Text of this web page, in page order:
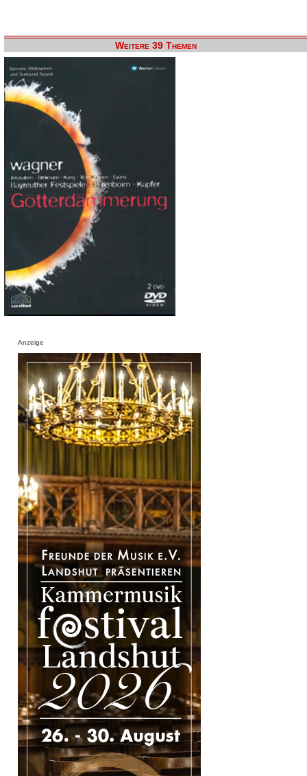
Weitere 39 Themen
Anzeige